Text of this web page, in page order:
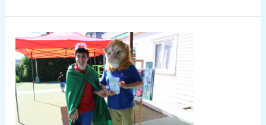
recaudación
en
su
campaña
solidaria